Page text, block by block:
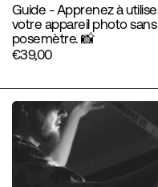
Guide - Apprenez à
votre appareil photo sans
posemètre. 📸
€39,00